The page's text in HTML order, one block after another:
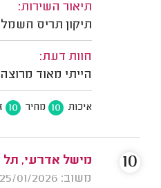
תיאור השירות:
תיקון תריס
חוות דעת:
הייתי מאוד
איכות 10 מחיר 10
מישל אדרעי, תל
משוב: 25/01/2026
10